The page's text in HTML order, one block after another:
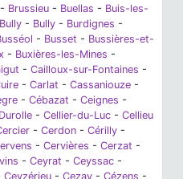
- Brussieu - Buellas - Buis-les-
Bully - Bully - Burdignes -
- Busset - Bussières-et-
- Buxières-les-Mines -
- Cailloux-sur-Fontaines -
- Carlat - Cassaniouze -
- Cébazat - Ceignes -
- Cellier-du-Luc - Cellieu
- Cerdon - Cérilly -
- Cervières - Cerzat -
- Ceyrat - Ceyssac -
Ceyzérieu - Cezay - Cézens -